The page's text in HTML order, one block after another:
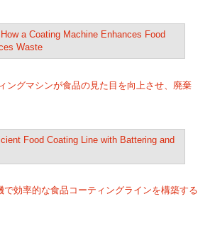
ングマシンが食品の見た目を向上させ、廃棄
で効率的な食品コーティングラインを構築する